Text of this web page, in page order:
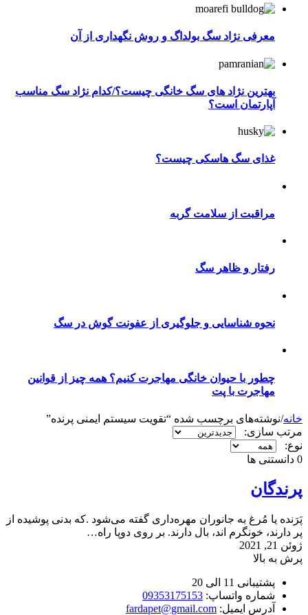
معرفی نژاد سگ بولداگ و روش نگهداری از آن
بهترین نژاد های سگ خانگی چیست؟/کدام نژاد سگ مناسب
آپارتمان است؟
غذای سگ هاسکی چیست؟
مراقبت از سلامت گربه
رفتار و ظاهر سگ
نحوه شناسایی و جلوگیری از عفونت گوش در سگ
چطور با حیوان خانگی مهاجرت کنیم؟ همه چیز از قوانین
مهاجرت با پت
خانه/نوشته‌های برچسب شده “تقویت سیستم ایمنی پرنده”
مرتب سازی:
نوع:
0 دانستنی ها
پرندگان
پَرَنده یا مُرغ به جانوران مهره‌داری گفته می‌شود .که بدنی پوشیده از
پر دارند، خونگرم اند، بال دارند. بر روی دوپا راه…
ژوئن 21, 2021
پرش به بالا
پشتیبانی 11 الی 20
شماره واتساپ: 09353175153
آدرس ایمیل: fardapet@gmail.com